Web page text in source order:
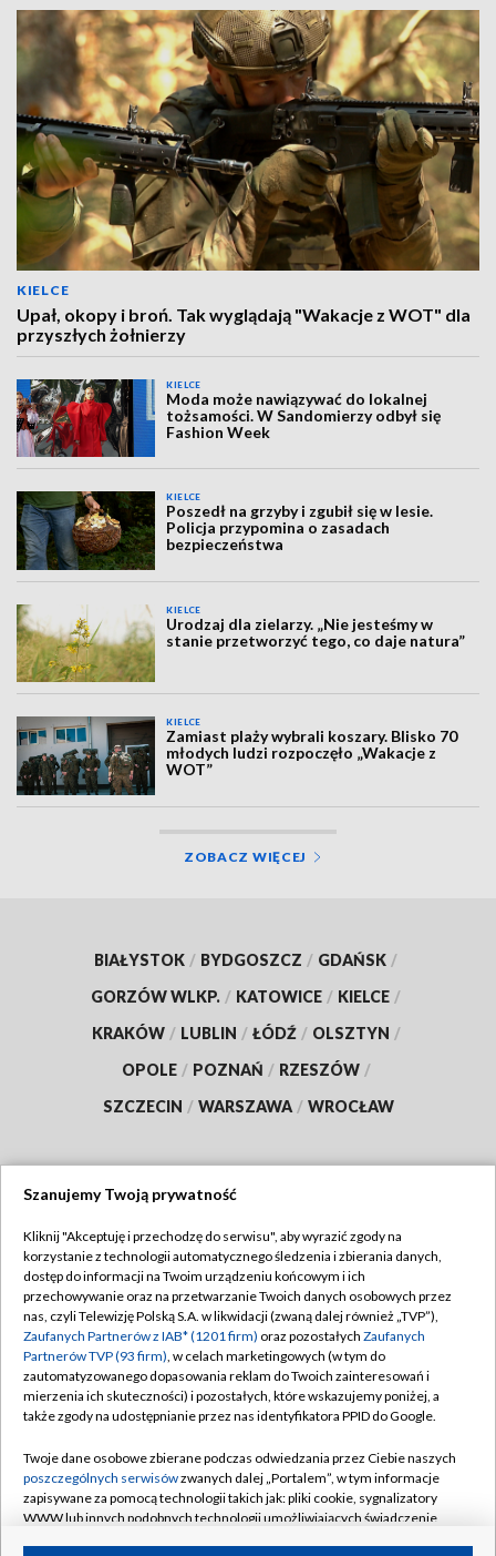
KIELCE
Upał, okopy i broń. Tak wyglądają "Wakacje z WOT" dla
przyszłych żołnierzy
KIELCE
Moda może nawiązywać do lokalnej
tożsamości. W Sandomierzy odbył się
Fashion Week
KIELCE
Poszedł na grzyby i zgubił się w lesie.
Policja przypomina o zasadach
bezpieczeństwa
KIELCE
Urodzaj dla zielarzy. „Nie jesteśmy w
stanie przetworzyć tego, co daje natura”
KIELCE
Zamiast plaży wybrali koszary. Blisko 70
młodych ludzi rozpoczęło „Wakacje z
WOT”
ZOBACZ WIĘCEJ
BIAŁYSTOK / BYDGOSZCZ / GDAŃSK /
GORZÓW WLKP. / KATOWICE / KIELCE /
KRAKÓW / LUBLIN / ŁÓDŹ / OLSZTYN /
OPOLE / POZNAŃ / RZESZÓW /
SZCZECIN / WARSZAWA / WROCŁAW
TVP
Abonament TVP
Emisja w TVP
Centrum informacji TVP
Naziemna Telewizja Cyfrowa
Rada Programowa
System NOS
Informacje o nadawcy
Regulamin TVP
Polityka prywatności
Moje zgody
Pomoc
Kontakt
Kanały
Szanujemy Twoją prywatność
Kliknij "Akceptuję i przechodzę do serwisu", aby wyrazić zgody na
korzystanie z technologii automatycznego śledzenia i zbierania danych,
dostęp do informacji na Twoim urządzeniu końcowym i ich
przechowywanie oraz na przetwarzanie Twoich danych osobowych przez
nas, czyli Telewizję Polską S.A. w likwidacji (zwaną dalej również „TVP”),
Zaufanych Partnerów z IAB* (1201 firm) oraz pozostałych Zaufanych
Partnerów TVP (93 firm), w celach marketingowych (w tym do
zautomatyzowanego dopasowania reklam do Twoich zainteresowań i
mierzenia ich skuteczności) i pozostałych, które wskazujemy poniżej, a
także zgody na udostępnianie przez nas identyfikatora PPID do Google.
Twoje dane osobowe zbierane podczas odwiedzania przez Ciebie naszych
poszczególnych serwisówzwanych dalej „Portalem”, w tym informacje
zapisywane za pomocą technologii takich jak: pliki cookie, sygnalizatory
WWW lub innych podobnych technologii umożliwiających świadczenie